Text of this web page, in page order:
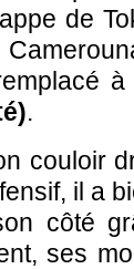
de
.
couloir
il a
côté
ses